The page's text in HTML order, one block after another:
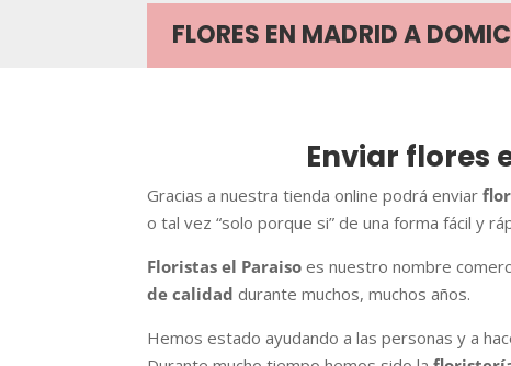
FLORES EN MADRID A
Enviar flores
Gracias a nuestra tienda online podrá enviar
o tal vez “solo porque si” de una forma fácil y
Floristas el Paraiso es nuestro nombre
de calidad durante muchos, muchos años.
Hemos estado ayudando a las personas y a